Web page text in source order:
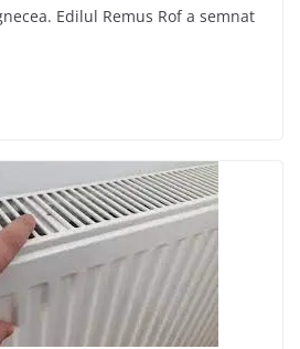
Edilul Remus Rof a semnat